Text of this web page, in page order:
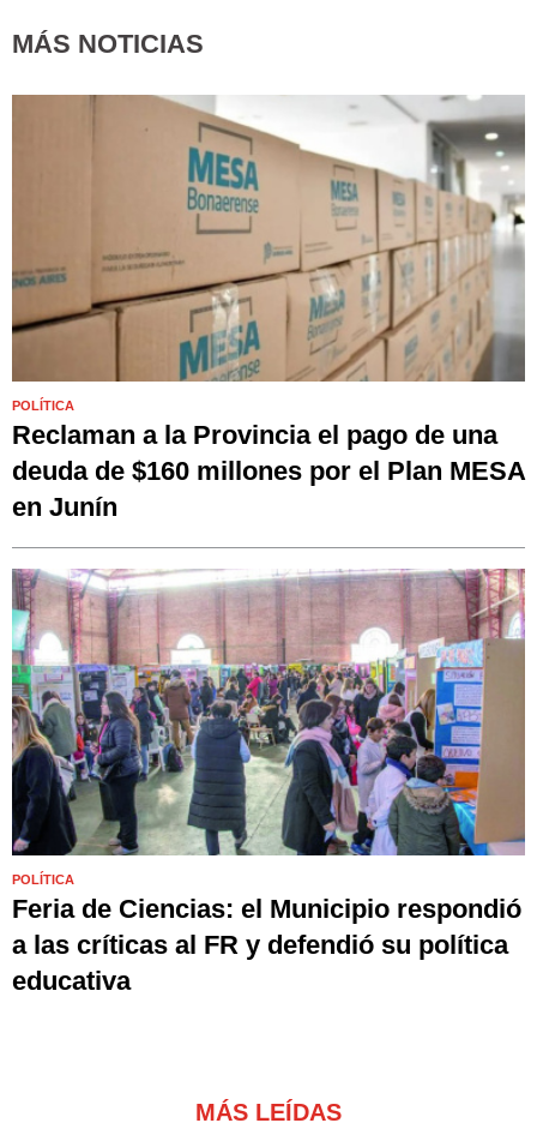
MÁS NOTICIAS
POLÍTICA
Reclaman a la Provincia el pago de una
deuda de $160 millones por el Plan MESA
en Junín
POLÍTICA
Feria de Ciencias: el Municipio respondió
a las críticas al FR y defendió su política
educativa
MÁS LEÍDAS